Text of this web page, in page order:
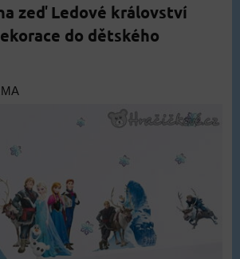
zeď Ledové království
do dětského